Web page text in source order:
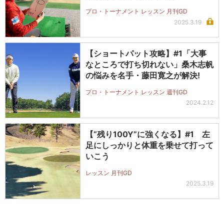
プロ・トーナメント レッスン 月刊GD
2025.3.19
【ショートパット攻略】#1「大事
なところで打ち切れない」桑木志帆
の悩みを名手・藤田寛之が解決!
プロ・トーナメント レッスン 週刊GD
2024.2.12
【“残り100Y”に強くなる】#1 左
足にしっかりと体重を乗せて打って
いこう
レッスン 月刊GD
2025.3.19